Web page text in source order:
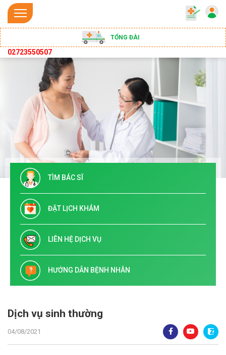
TỔNG ĐÀI
02723550507
TÌM BÁC SĨ
ĐẶT LỊCH KHÁM
LIÊN HỆ DỊCH VỤ
HƯỚNG DẪN BỆNH NHÂN
Dịch vụ sinh thường
04/08/2021